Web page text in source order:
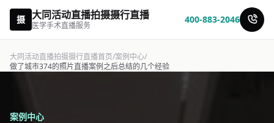
摄 大同活动直播拍摄摄行直播
医学手术直播服务
400-883-2046
大同活动直播拍摄摄行直播首页/案例中心/
做了城市374的照片直播案例之后总结的几个经验
案例中心